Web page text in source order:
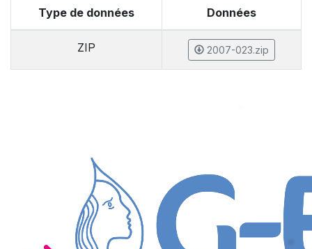
Type de données Données
ZIP 2007-023.zip